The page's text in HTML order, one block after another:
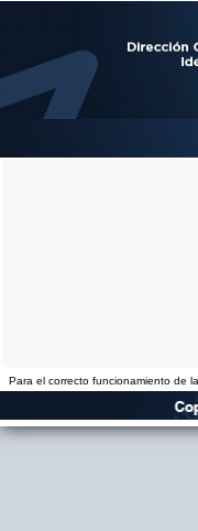
Para el correcto funcionamiento de